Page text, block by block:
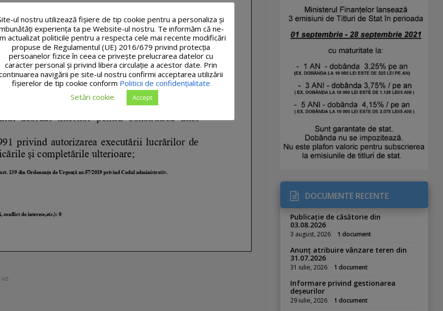
kB
DOCUMENTE RECENTE
Publicație de căsătorie din
03.08.2026
3 august, 2026 1 document
Anunț atribuire vânzare teren din
31.07.2026
31 iulie, 2026 1 document
Informare privind gestionarea
deșeurilor
29 iulie, 2026 1 document
ul nostru utilizează fişiere de tip cookie pentru a personaliza și
experiența ta pe Website-ul nostru. Te informăm că ne-
actualizat politicile pentru a respecta cele mai recente modificări
propuse de Regulamentul (UE) 2016/679 privind protecția
persoanelor fizice în ceea ce privește prelucrarea datelor cu
caracter personal și privind libera circulație a acestor date. Prin
navigării pe site-ul nostru confirmi acceptarea utilizării
fişierelor de tip cookie conform Politicii de confidențialitate
Setări cookie
Accept